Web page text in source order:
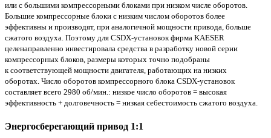
или с большими компрессорными блоками при низком числе оборотов.
Большие компрессорные блоки с низким числом оборотов более
эффективны и производят, при аналогичной мощности привода, больше
сжатого воздуха. Поэтому для СSDХ-установок фирма KAESER
целенаправленно инвестировала средства в разработку новой серии
компрессорных блоков, размеры которых точно подобраны
к соответствующей мощности двигателя, работающих на низких
оборотах. Число оборотов компрессорного блока СSDХ-установок
составляет всего 2980 об/мин.: низкое число оборотов = высокая
эффективность + долговечность = низкая себестоимость сжатого воздуха.
Энергосберегающий привод 1:1